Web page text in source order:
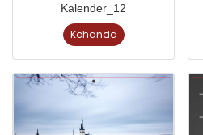
Kalender_12
Kohanda